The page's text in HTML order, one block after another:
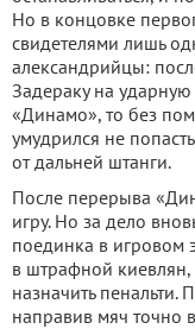
Но в концовке
свидетелями лишь
александрийцы:
Задераку на
«Динамо», то без
умудрился не
от дальней штанги.
После перерыва
игру. Но за дело
поединка в игровом
в штрафной
назначить
направив мяч точно